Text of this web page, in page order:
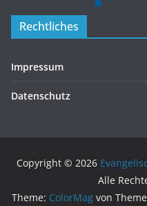
Rechtliches
Impressum
Datenschutz
Copyright © 2026
Alle
Theme: ColorMag von